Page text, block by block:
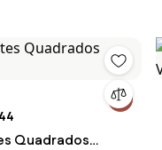
Quadrados